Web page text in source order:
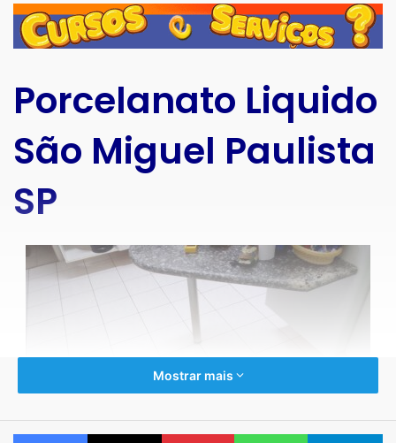
Porcelanato Liquido
São Miguel Paulista
SP
Mostrar mais
Facebook X Pinterest WhatsApp